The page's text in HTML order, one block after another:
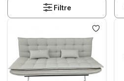
Filtre